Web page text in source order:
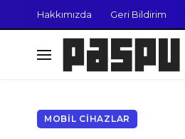
Hakkımızda Geri Bildirim
MOBIL CIHAZLAR